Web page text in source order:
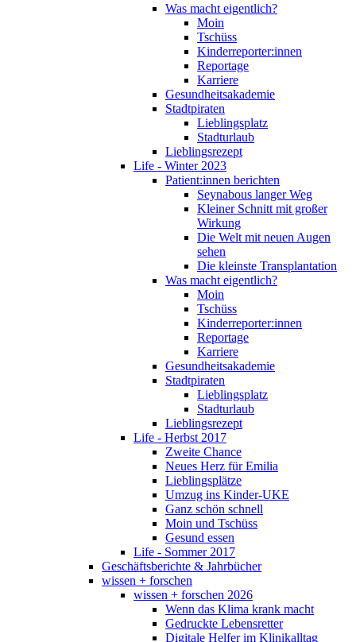
Was macht eigentlich?
Moin
Tschüss
Kinderreporter:innen
Reportage
Karriere
Gesundheitsakademie
Stadtpiraten
Lieblingsplatz
Stadturlaub
Lieblingsrezept
Life - Winter 2023
Patient:innen berichten
Seynabous langer Weg
Kleiner Schnitt mit großer
Wirkung
Die Welt mit neuen Augen
sehen
Die kleinste Transplantation
Was macht eigentlich?
Moin
Tschüss
Kinderreporter:innen
Reportage
Karriere
Gesundheitsakademie
Stadtpiraten
Lieblingsplatz
Stadturlaub
Lieblingsrezept
Life - Herbst 2017
Zweite Chance
Neues Herz für Emilia
Lieblingsplätze
Umzug ins Kinder-UKE
Ganz schön schnell
Moin und Tschüss
Gesund essen
Life - Sommer 2017
Geschäftsberichte & Jahrbücher
wissen + forschen
wissen + forschen 2026
Wenn das Klima krank macht
Gedruckte Lebensretter
Digitale Helfer im Klinikalltag